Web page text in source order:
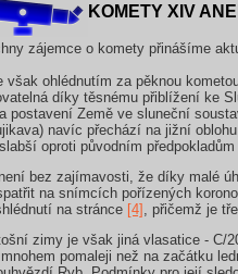
KOMETY XIV
zájemce o komety přinášíme
však ohlédnutím za pěknou
díky těsnému přiblížení ke
postavení Země ve sluneční
navíc přechází na jižní
oproti původním
bez zajímavosti, že díky malé
na snímcích pořízených
na stránce [4] , přičemž je
zimy je však jiná vlasatice - C/
pomaleji než na začátku